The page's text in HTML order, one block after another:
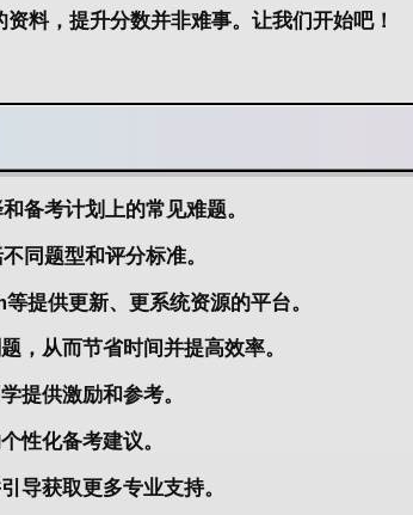
资料，提升分数并非难事。让我们开始吧！
备考计划上的常见难题。
同题型和评分标准。
提供更新、更系统资源的平台。
，从而节省时间并提高效率。
提供激励和参考。
性化备考建议。
导获取更多专业支持。